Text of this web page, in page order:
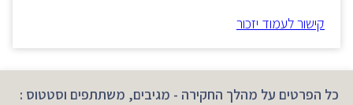
קישור לעמוד יזכור
כל הפרטים על מהלך החקירה - מגיבים, משתתפים וסטטוס :